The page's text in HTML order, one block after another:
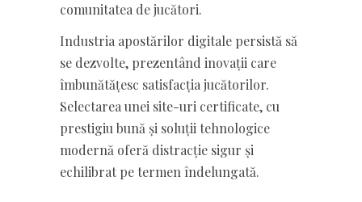
comunitatea de jucători.
Industria apostărilor digitale persistă să
se dezvolte, prezentând inovații care
îmbunătățesc satisfacția jucătorilor.
Selectarea unei site-uri certificate, cu
prestigiu bună și soluții tehnologice
modernă oferă distracție sigur și
echilibrat pe termen îndelungată.